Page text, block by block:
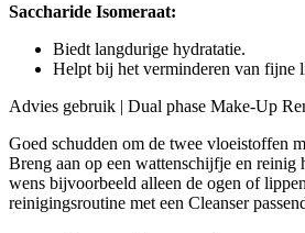
Saccharide Isomeraat:
Biedt langdurige hydratatie.
Helpt bij het verminderen van fijne
Advies gebruik | Dual phase Make-Up
Goed schudden om de twee vloeistoffen
Breng aan op een wattenschijfje en reinig
wens bijvoorbeeld alleen de ogen of
reinigingsroutine met een Cleanser